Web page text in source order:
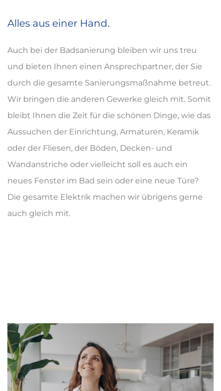
Alles aus einer Hand.
Auch bei der Badsanierung bleiben wir uns treu
und bieten Ihnen einen Ansprechpartner, der Sie
durch die gesamte Sanierungsmaßnahme betreut.
Wir bringen die anderen Gewerke gleich mit. Somit
bleibt Ihnen die Zeit für die schönen Dinge, wie das
Aussuchen der Einrichtung, Armaturen, Keramik
oder der Fliesen, der Böden, Decken- und
Wandanstriche oder vielleicht soll es auch ein
neues Fenster im Bad sein oder eine neue Türe?
Die gesamte Elektrik machen wir übrigens gerne
auch gleich mit.